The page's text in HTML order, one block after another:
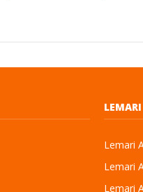
Lemari
Lemari
Lemari